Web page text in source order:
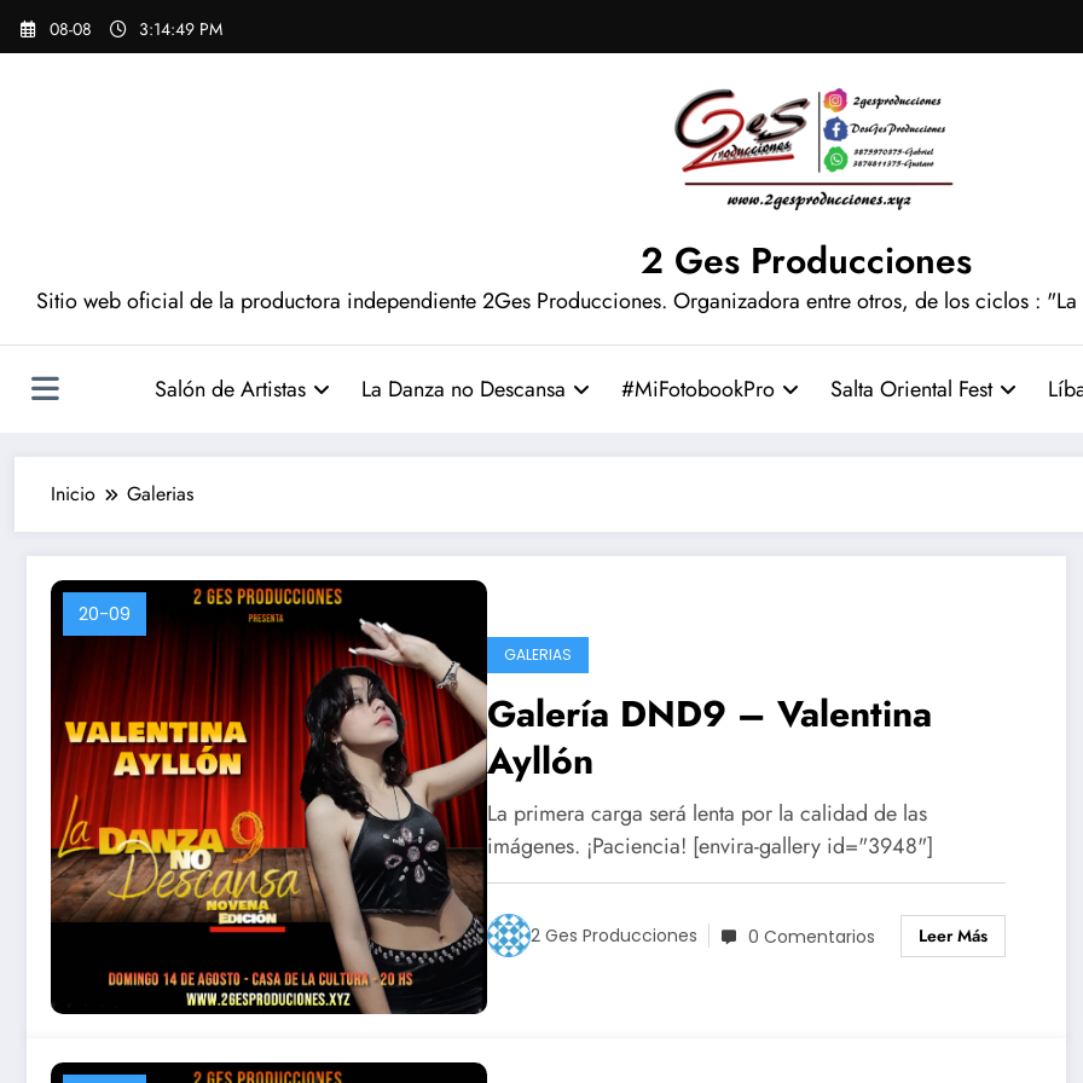
Saltar
08-08 3:14:51 PM
2 Ges Producciones
Sitio web oficial de la productora independiente 2Ges Producciones. Organizadora entre otros, de los ciclos :
Salón de Artistas La Danza no Descansa #MiFotobookPro Salta Oriental Fest
Inicio Galerias
20-09
GALERIAS
Galería DND9 – Valentina
Ayllón
La primera carga será lenta por la calidad de las
imágenes. ¡Paciencia! [envira-gallery id="3948"]
2 Ges Producciones 0 Comentarios Leer Más